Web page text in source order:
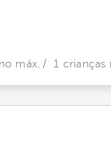
máx. / 1 crianças